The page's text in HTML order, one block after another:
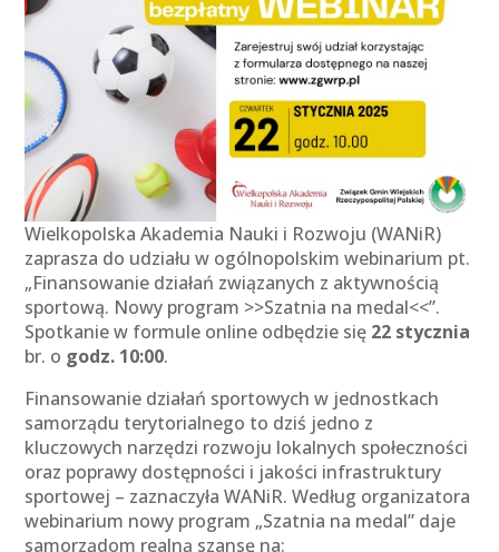
Wielkopolska Akademia Nauki i Rozwoju (WANiR)
zaprasza do udziału w ogólnopolskim webinarium pt.
„Finansowanie działań związanych z aktywnością
sportową. Nowy program >>Szatnia na medal<<”.
Spotkanie w formule online odbędzie się 22 stycznia
br. o godz. 10:00.
Finansowanie działań sportowych w jednostkach
samorządu terytorialnego to dziś jedno z
kluczowych narzędzi rozwoju lokalnych społeczności
oraz poprawy dostępności i jakości infrastruktury
sportowej – zaznaczyła WANiR. Według organizatora
webinarium nowy program „Szatnia na medal” daje
samorządom realną szansę na: